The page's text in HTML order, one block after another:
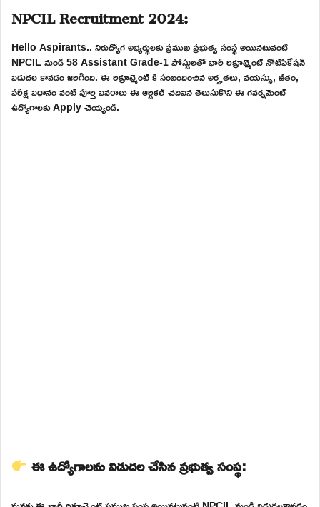
NPCIL Recruitment 2024:
Hello Aspirants.. నిరుద్యోగ అభ్యర్థులకు ప్రముఖ ప్రభుత్వ సంస్థ అయినటువంటి
NPCIL నుండి 58 Assistant Grade-1 పోస్టులతో భారీ రిక్రూట్మెంట్ నోటిఫికేషన్
విడుదల కావడం జరిగింది. ఈ రిక్రూట్మెంట్ కి సంబందించిన అర్హతలు, వయస్సు, జీతం,
పరీక్ష విధానం వంటి పూర్తి వివరాలు ఈ ఆర్టికల్ చదివిన తెలుసుకొని ఈ గవర్నమెంట్
ఉద్యోగాలకు Apply చెయ్యండి.
ఈ ఉద్యోగాలను విడుదల చేసిన ప్రభుత్వ సంస్థ: